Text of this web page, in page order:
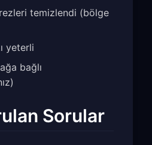
temizlendi (bölge
yeterli
bağlı
Sorular